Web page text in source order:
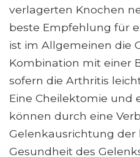
verlagerten Knochen
beste Empfehlung für
ist im Allgemeinen die
Kombination mit einer
sofern die Arthritis
Eine Cheilektomie und
können durch eine
Gelenkausrichtung der
Gesundheit des